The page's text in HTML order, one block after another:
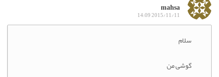
mahsa
2015/11/11 14:09
سلام
گوشی من